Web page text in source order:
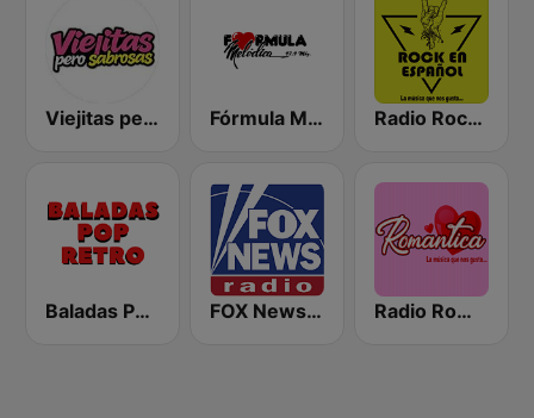
Viejitas pero Sabrosas Radio Fórmula Melódica Radio Rock en Español México
Baladas Pop Retro FOX News Radio Radio Romántica México